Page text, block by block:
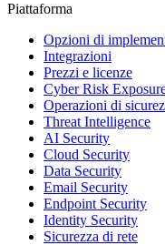
Piattaforma
Opzioni di
Integrazioni
Prezzi e licenze
Cyber Risk
Operazioni di
Threat Intelligence
AI Security
Cloud Security
Data Security
Email Security
Endpoint Security
Identity Security
Sicurezza di rete